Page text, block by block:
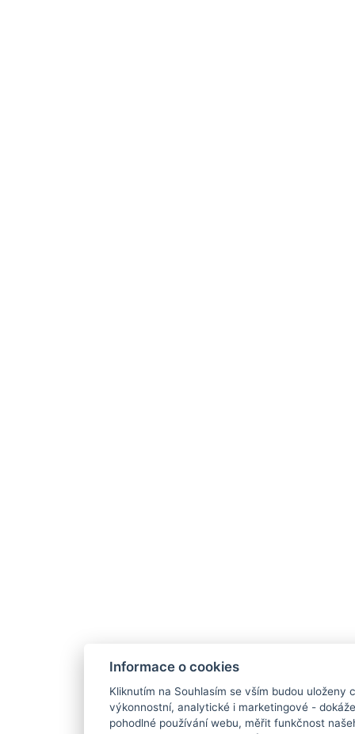
Informace o cookies
Kliknutím na Souhlasím se vším budou uloženy
výkonnostní, analytické i marketingové -
pohodlné používání webu, měřit funkčnost